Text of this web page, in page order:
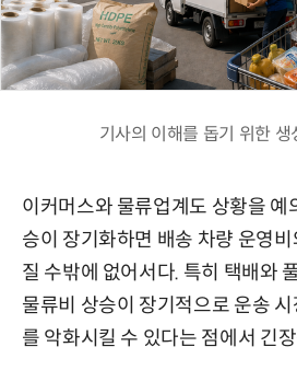
기사의 이해를 돕기 위한 생
이커머스와 물류업계도 상황을 예
승이 장기화하면 배송 차량 운영
질 수밖에 없어서다. 특히 택배와
물류비 상승이 장기적으로 운송
를 악화시킬 수 있다는 점에서 긴